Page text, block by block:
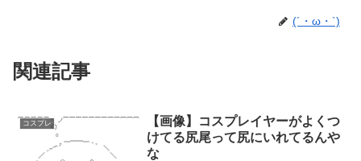
(´・ω・`)
関連記事
コスプレ
【画像】コスプレイヤーがよくつ
けてる尻尾って尻にいれてるんや
な